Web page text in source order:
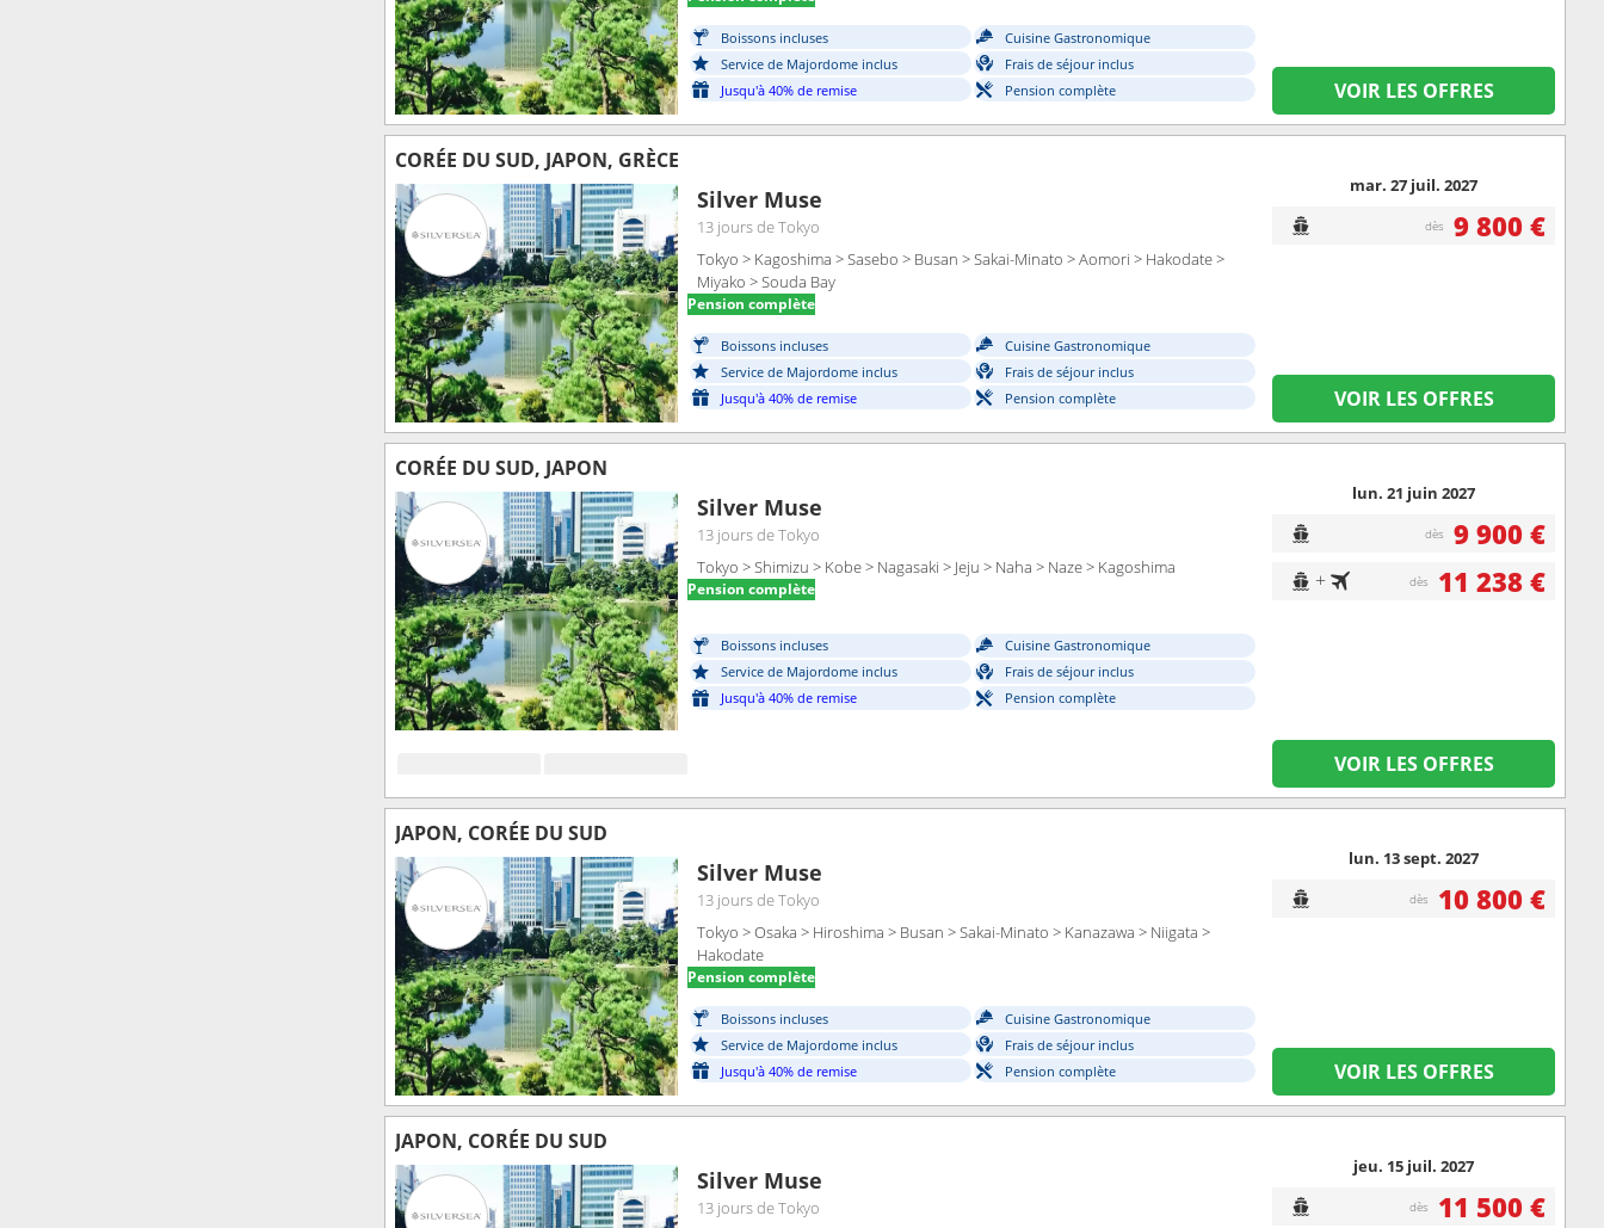
Boissons incluses
Cuisine Gastronomique
Service de Majordome inclus
Frais de séjour inclus
Jusqu'à 40% de remise
Pension complète VOIR LES OFFRES
CORÉE DU SUD, JAPON, GRÈCE
Silver Muse
13 joursde Tokyo
Tokyo > Kagoshima > Sasebo > Busan > Sakai-Minato > Aomori > Hakodate >
Miyako > Souda Bay
Pension complète
Boissons incluses
Cuisine Gastronomique
Service de Majordome inclus
Frais de séjour inclus
Jusqu'à 40% de remise
Pension complète
mar. 27 juil. 2027
dès 9 800 €
VOIR LES OFFRES
CORÉE DU SUD, JAPON
Silver Muse
13 joursde Tokyo
Tokyo > Shimizu > Kobe > Nagasaki > Jeju > Naha > Naze > Kagoshima
Pension complète
Boissons incluses
Cuisine Gastronomique
Service de Majordome inclus
Frais de séjour inclus
Jusqu'à 40% de remise
Pension complète
lun. 21 juin 2027
dès 9 900 €
+ dès 11 238 €
VOIR LES OFFRES
JAPON, CORÉE DU SUD
Silver Muse
13 joursde Tokyo
Tokyo > Osaka > Hiroshima > Busan > Sakai-Minato > Kanazawa > Niigata >
Hakodate
Pension complète
Boissons incluses
Cuisine Gastronomique
Service de Majordome inclus
Frais de séjour inclus
Jusqu'à 40% de remise
Pension complète
lun. 13 sept. 2027
dès 10 800 €
VOIR LES OFFRES
JAPON, CORÉE DU SUD
Silver Muse
13 joursde Tokyo
jeu. 15 juil. 2027
dès 11 500 €